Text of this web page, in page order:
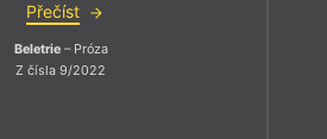
Přečíst
Beletrie– Próza
Z čísla 9/2022